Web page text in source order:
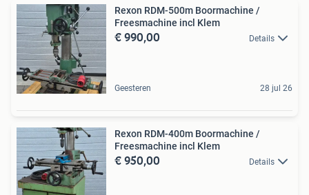
Rexon RDM-500m Boormachine /
Freesmachine incl Klem
€ 990,00 Details
Geesteren 28 jul 26
Rexon RDM-400m Boormachine /
Freesmachine incl Klem
€ 950,00 Details